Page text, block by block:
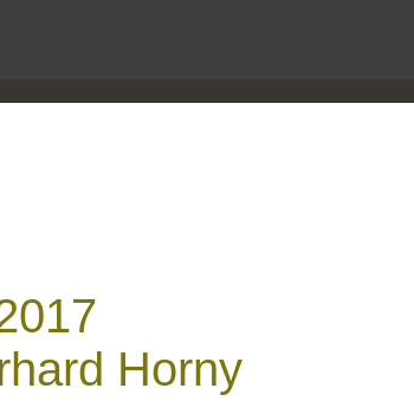
Horny